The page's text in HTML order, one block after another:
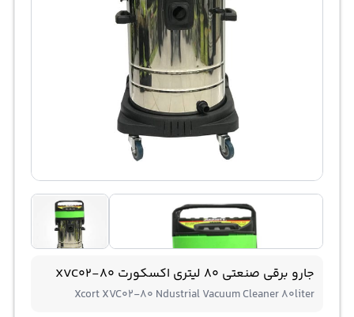
جارو برقی صنعتی 80 لیتری اکسکورت XVC02-80
Xcort XVC02-80 Ndustrial Vacuum Cleaner 80liter